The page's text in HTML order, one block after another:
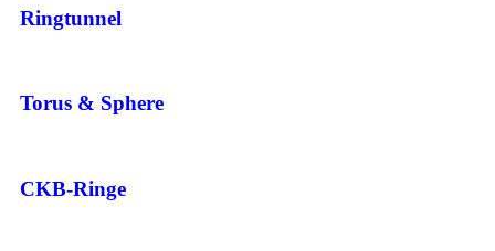
Ringtunnel
Torus & Sphere
CKB-Ringe